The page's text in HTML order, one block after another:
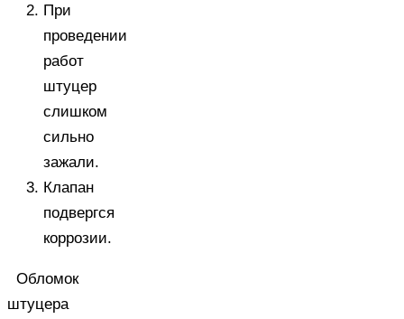
При
проведении
работ
штуцер
слишком
сильно
зажали.
Клапан
подвергся
коррозии.
Обломок
штуцера